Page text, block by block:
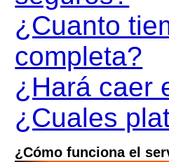
¿Cuanto
completa?
¿Hará caer
¿Cuales
¿Cómo funciona el